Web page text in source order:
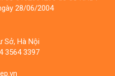
28/06/2004
Sở, Hà Nội
3564 3397